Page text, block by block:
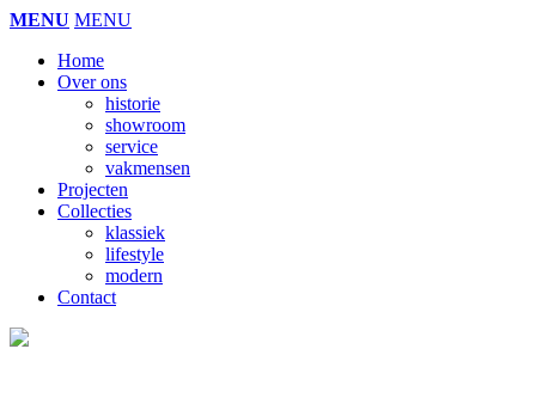
MENU MENU
Home
Over ons
historie
showroom
service
vakmensen
Projecten
Collecties
klassiek
lifestyle
modern
Contact